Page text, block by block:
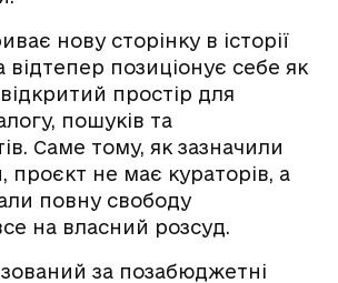
нову сторінку в історії
відтепер позиціонує себе як
простір для
пошуків та
Саме тому, як зазначили
проєкт не має кураторів, а
повну свободу
на власний розсуд.
за позабюджетні